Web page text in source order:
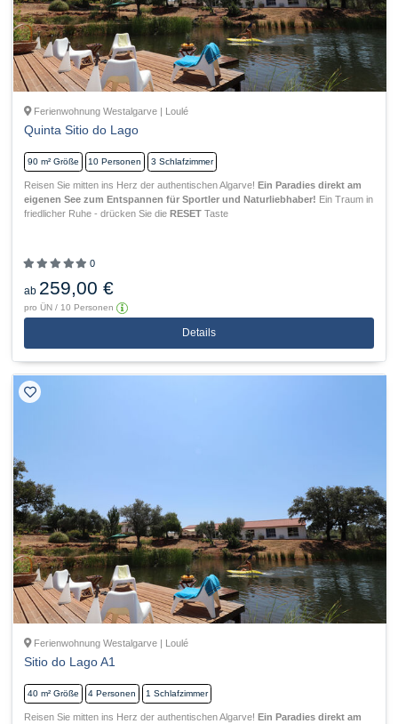
Ferienwohnung Westalgarve | Loulé
Quinta Sitio do Lago
90 m² Größe 10 Personen 3 Schlafzimmer
Reisen Sie mitten ins Herz der authentischen Algarve!Ein Paradies direkt am
eigenen See zum Entspannen für Sportler und Naturliebhaber! Ein Traum in
friedlicher Ruhe - drücken Sie dieRESET Taste
0
ab 259,00 €
pro ÜN / 10 Personen
Details
Ferienwohnung Westalgarve | Loulé
Sitio do Lago A1
40 m² Größe 4 Personen 1 Schlafzimmer
Reisen Sie mitten ins Herz der authentischen Algarve!Ein Paradies direkt am